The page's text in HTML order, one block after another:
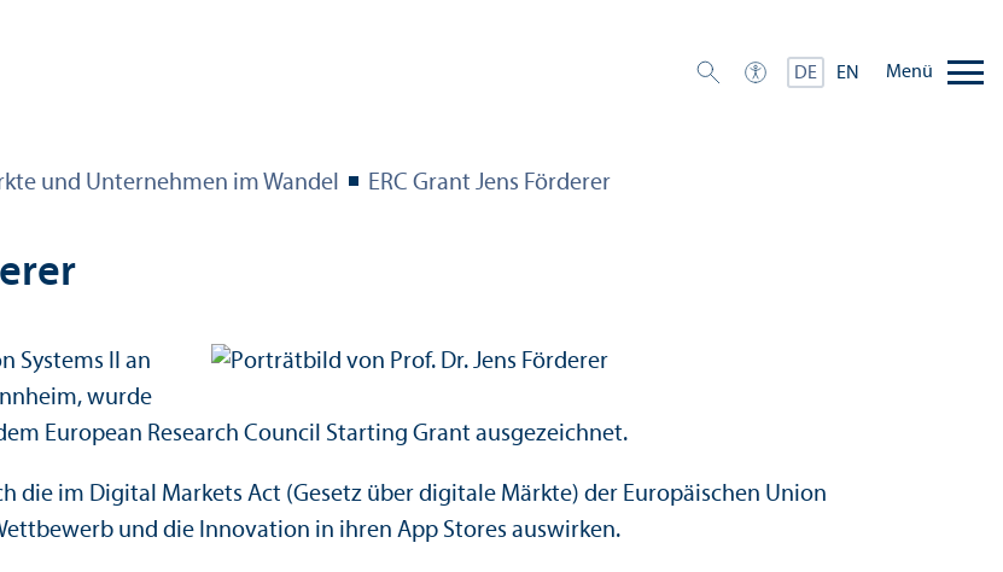
DE EN Menü
und Unter­nehmen im Wandel ERC Grant Jens Förderer
Systems II an
wurde
European Research Council Starting Grant ausgezeichnet.
die im Digital Markets Act (Gesetz über digitale Märkte) der Europäischen Union
und die Innovation in ihren App Stores auswirken.